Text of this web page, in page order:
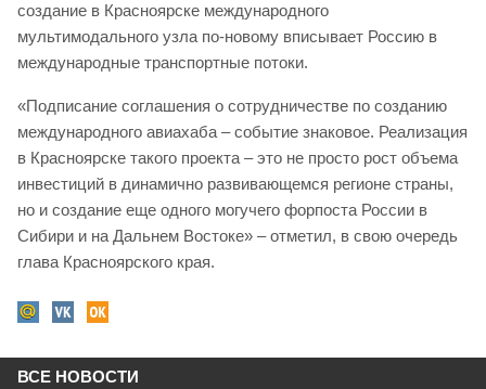
создание в Красноярске международного
мультимодального узла по-новому вписывает Россию в
международные транспортные потоки.
«Подписание соглашения о сотрудничестве по созданию
международного авиахаба – событие знаковое. Реализация
в Красноярске такого проекта – это не просто рост объема
инвестиций в динамично развивающемся регионе страны,
но и создание еще одного могучего форпоста России в
Сибири и на Дальнем Востоке» – отметил, в свою очередь
глава Красноярского края.
ВСЕ НОВОСТИ